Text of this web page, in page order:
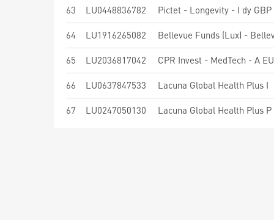
63 LU0448836782 Pictet - Longevity - I dy GBP
64 LU1916265082
65 LU2036817042 CPR Invest - MedTech - A
66 LU0637847533 Lacuna Global Health Plus I
67 LU0247050130 Lacuna Global Health Plus P